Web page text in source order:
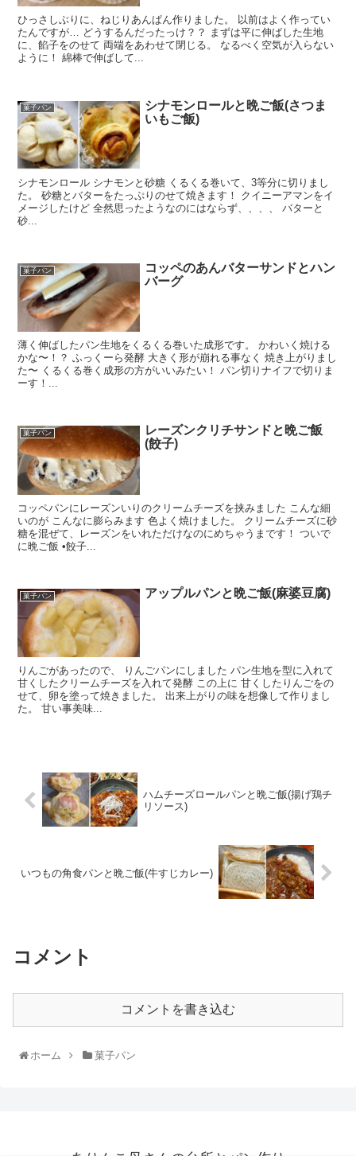
ひっさしぶりに、ねじりあんぱん作りました。 以前はよく作ってい
たんですが… どうするんだったっけ？？ まずは平に伸ばした生地
に、餡子をのせて 両端をあわせて閉じる。 なるべく空気が入らない
ように！ 綿棒で伸ばして...
菓子パン
シナモンロールと晩ご飯(さつま
いもご飯)
シナモンロール シナモンと砂糖 くるくる巻いて、3等分に切りまし
た。 砂糖とバターをたっぷりのせて焼きます！ クイニーアマンをイ
メージしたけど 全然思ったようなのにはならず、、、、 バターと
砂...
菓子パン
コッペのあんバターサンドとハン
バーグ
薄く伸ばしたパン生地をくるくる巻いた成形です。 かわいく焼ける
かな〜！？ ふっくーら発酵 大きく形が崩れる事なく 焼き上がりまし
た〜 くるくる巻く成形の方がいいみたい！ パン切りナイフで切りま
ーす！...
菓子パン
レーズンクリチサンドと晩ご飯
(餃子)
コッペパンにレーズンいりのクリームチーズを挟みました こんな細
いのが こんなに膨らみます 色よく焼けました。 クリームチーズに砂
糖を混ぜて、レーズンをいれただけなのにめちゃうまです！ ついで
に晩ご飯 •餃子...
菓子パン アップルパンと晩ご飯(麻婆豆腐)
りんごがあったので、 りんごパンにしました パン生地を型に入れて
甘くしたクリームチーズを入れて発酵 この上に 甘くしたりんごをの
せて、卵を塗って焼きました。 出来上がりの味を想像して作りまし
た。 甘い事美味...
ハムチーズロールパンと晩ご飯(揚げ鶏チ
リソース)
いつもの角食パンと晩ご飯(牛すじカレー)
コメント
コメントを書き込む
ホーム 菓子パン